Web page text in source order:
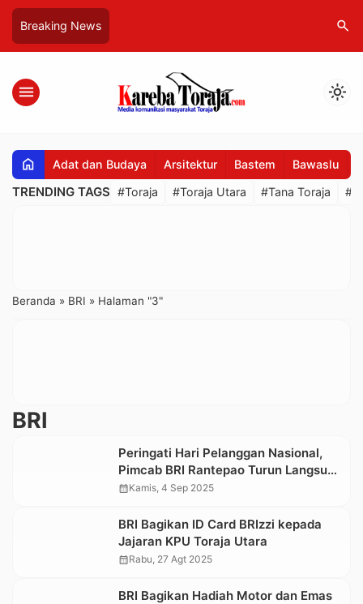
Breaking News search
menu light_mode
home Adat dan Budaya Arsitektur Bastem Bawaslu
TRENDING TAGS #Toraja #Toraja Utara #Tana Toraja
Beranda » BRI » Halaman "3"
BRI
Peringati Hari Pelanggan Nasional,
Pimcab BRI Rantepao Turun Langsung
Melayani Nasabah
calendar_monthKamis, 4 Sep 2025
BRI Bagikan ID Card BRIzzi kepada
Jajaran KPU Toraja Utara
calendar_monthRabu, 27 Agt 2025
BRI Bagikan Hadiah Motor dan Emas